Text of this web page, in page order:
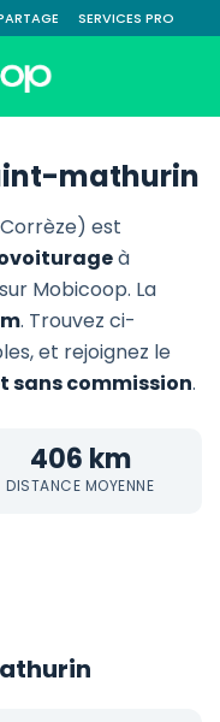
SERVICES PRO
mathurin
est
à
Mobicoop. La
. Trouvez ci-
et rejoignez le
sans commission.
406 km
DISTANCE MOYENNE